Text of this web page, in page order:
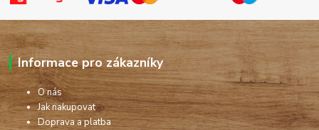
Informace pro zákazníky
O nás
Jak nakupovat
Doprava a platba